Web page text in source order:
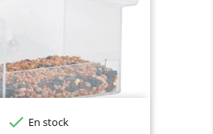
 En stock